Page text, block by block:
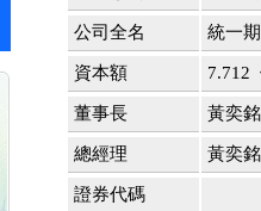
公司全名 統一
資本額 7.712
董事長 黃奕銘
總經理 黃奕銘
證券代碼